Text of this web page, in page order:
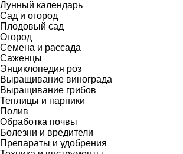
Лунный календарь
Сад и огород
Плодовый сад
Огород
Семена и рассада
Саженцы
Энциклопедия роз
Выращивание винограда
Выращивание грибов
Теплицы и парники
Полив
Обработка почвы
Болезни и вредители
Препараты и удобрения